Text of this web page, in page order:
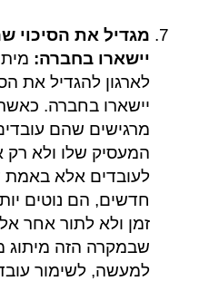
מגדיל את הסיכוי
יישארו בחברה:
לארגון להגדיל את
יישארו בחברה.
מרגישים שהם
המעסיק שלו ולא רק
לעובדים אלא באמת
חדשים, הם נוטים
זמן ולא לתור אחר
שבמקרה הזה מיתוג
למעשה, לשימור